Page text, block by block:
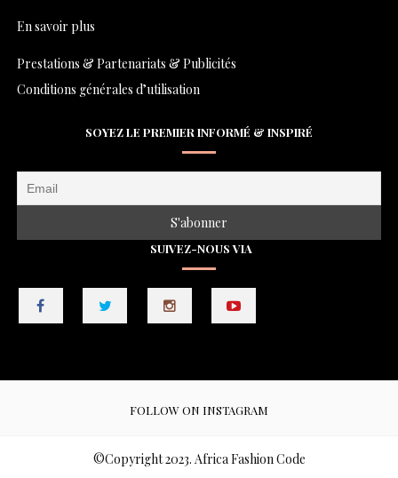
En savoir plus
Prestations & Partenariats & Publicités
Conditions générales d’utilisation
SOYEZ LE PREMIER INFORMÉ & INSPIRÉ
SUIVEZ-NOUS VIA
FOLLOW ON INSTAGRAM
©Copyright 2023. Africa Fashion Code